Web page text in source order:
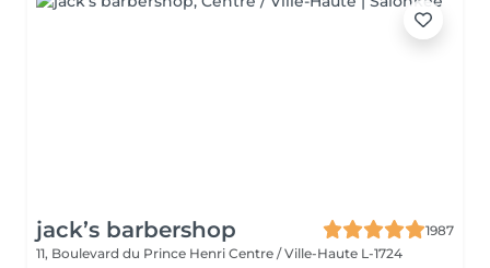
jack’s barbershop
1987
11, Boulevard du Prince Henri Centre / Ville-Haute L-1724